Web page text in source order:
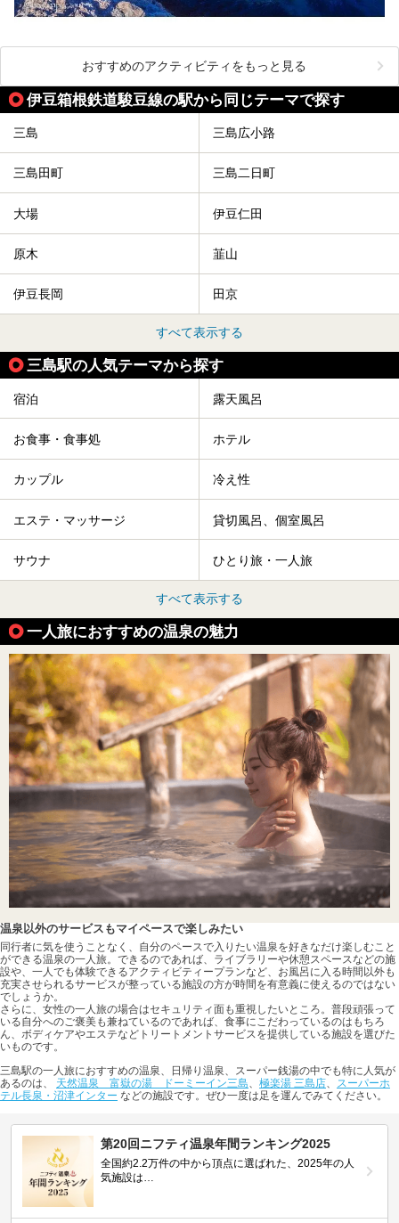
おすすめのアクティビティをもっと見る
伊豆箱根鉄道駿豆線の駅から同じテーマで探す
三島 三島広小路
三島田町 三島二日町
大場 伊豆仁田
原木 韮山
伊豆長岡 田京
すべて表示する
三島駅の人気テーマから探す
宿泊 露天風呂
お食事・食事処 ホテル
カップル 冷え性
エステ・マッサージ 貸切風呂、個室風呂
サウナ ひとり旅・一人旅
すべて表示する
一人旅におすすめの温泉の魅力
温泉以外のサービスもマイペースで楽しみたい
同行者に気を使うことなく、自分のペースで入りたい温泉を好きなだけ楽しむこと
ができる温泉の一人旅。できるのであれば、ライブラリーや休憩スペースなどの施
設や、一人でも体験できるアクティビティープランなど、お風呂に入る時間以外も
充実させられるサービスが整っている施設の方が時間を有意義に使えるのではない
でしょうか。
さらに、女性の一人旅の場合はセキュリティ面も重視したいところ。普段頑張って
いる自分へのご褒美も兼ねているのであれば、食事にこだわっているのはもちろ
ん、ボディケアやエステなどトリートメントサービスを提供している施設を選びた
いものです。
三島駅の一人旅におすすめの温泉、日帰り温泉、スーパー銭湯の中でも特に人気が
あるのは、 天然温泉 富嶽の湯 ドーミーイン三島、 極楽湯 三島店、 スーパーホ
テル長泉・沼津インター などの施設です。ぜひ一度は足を運んでみてください。
第20回ニフティ温泉年間ランキング2025
全国約2.2万件の中から頂点に選ばれた、2025年の人
気施設は…